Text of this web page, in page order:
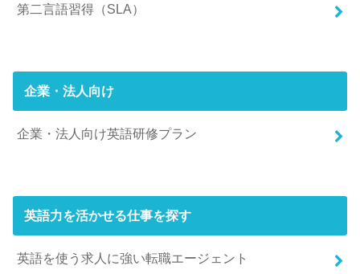
第二言語習得（SLA）
企業・法人向け
企業・法人向け英語研修プラン
英語力を活かせる仕事を探す
英語を使う求人に強い転職エージェント